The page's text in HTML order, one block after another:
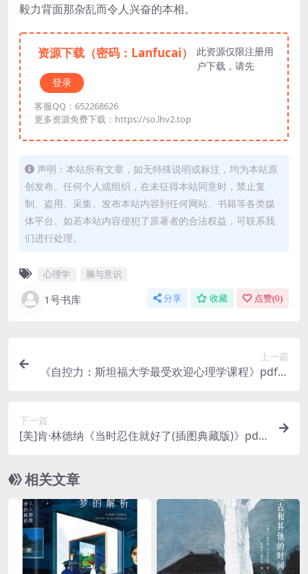
毅力背面那杂乱而令人兴奋的本相。
资源下载（密码：Lanfucai）
此资源仅限注册用
户下载，请先
登录
客服QQ：652268626
更多资源免费下载：https://so.lhv2.top
声明：本站所有文章，如无特殊说明或标注，均为本站原
创发布。任何个人或组织，在未征得本站同意时，禁止复
制、盗用、采集、发布本站内容到任何网站、书籍等各类媒
体平台。如若本站内容侵犯了原著者的合法权益，可联系我
们进行处理。
心理学 脑与意识
1号书库 分享 收藏 点赞(0)
上一篇
《自控力：斯坦福大学最受欢迎心理学课程》pdf免
下一篇
[美]肯·林德纳《当时忍住就好了(插图典藏版)》pdf
相关文章